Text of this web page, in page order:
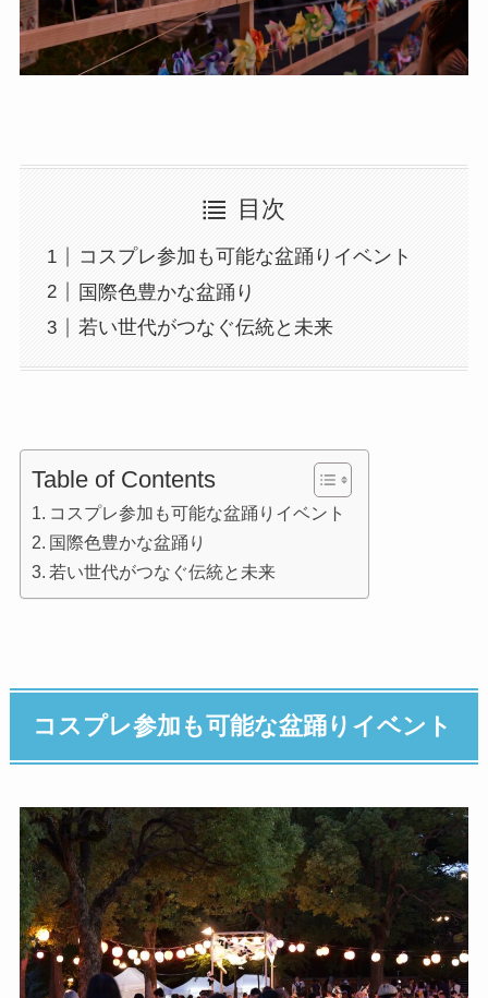
目次
コスプレ参加も可能な盆踊りイベント
国際色豊かな盆踊り
若い世代がつなぐ伝統と未来
Table of Contents
コスプレ参加も可能な盆踊りイベント
国際色豊かな盆踊り
若い世代がつなぐ伝統と未来
コスプレ参加も可能な盆踊りイベント